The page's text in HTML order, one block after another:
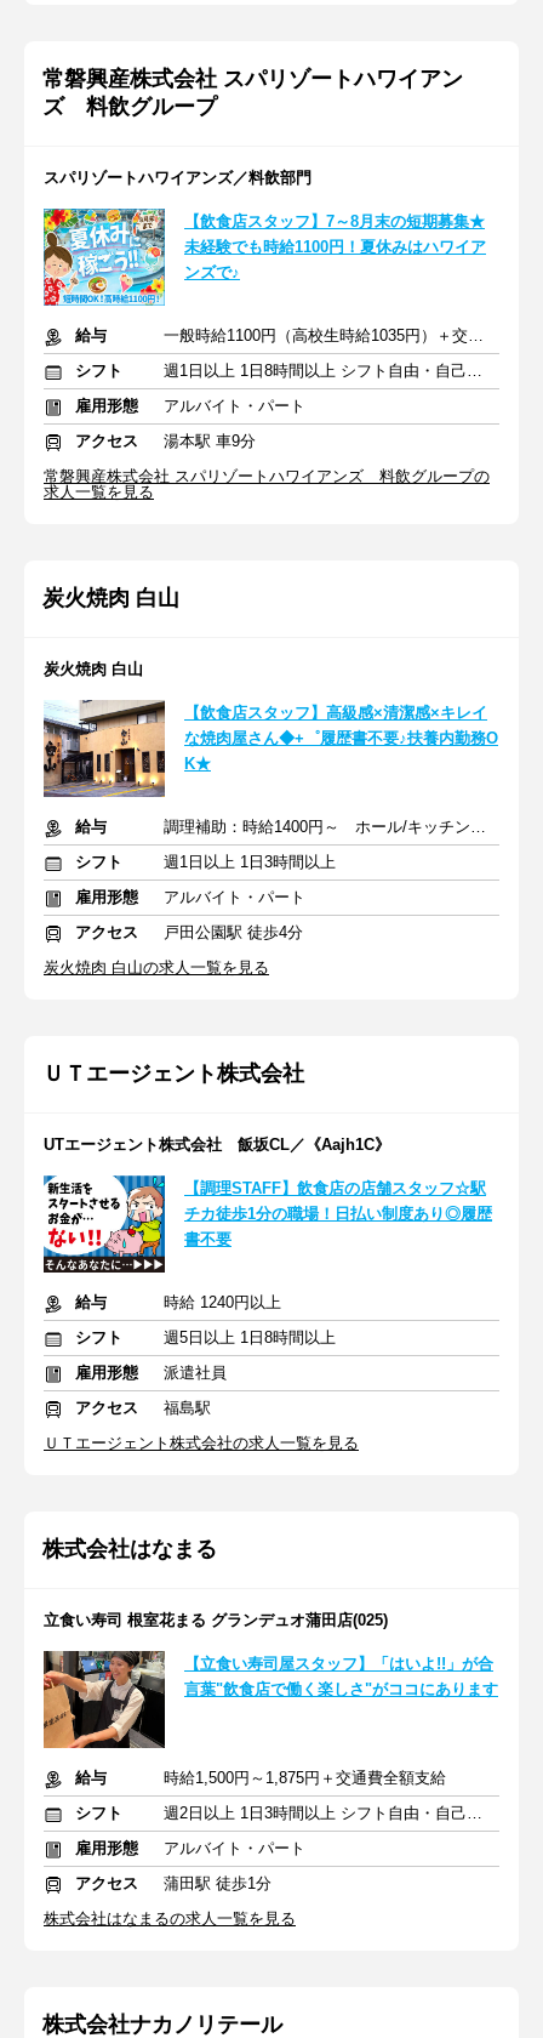
常磐興産株式会社 スパリゾートハワイアン
ズ 料飲グループ
スパリゾートハワイアンズ／料飲部門
【飲食店スタッフ】7～8月末の短期募集★
未経験でも時給1100円！夏休みはハワイア
ンズで♪
給与
一般時給1100円（高校生時給1035円）＋交通費支給
シフト
週1日以上 1日8時間以上 シフト自由・自己申告
雇用形態
アルバイト・パート
アクセス
湯本駅 車9分
常磐興産株式会社 スパリゾートハワイアンズ 料飲グループの
求人一覧を見る
炭火焼肉 白山
炭火焼肉 白山
【飲食店スタッフ】高級感×清潔感×キレイ
な焼肉屋さん◆+゜履歴書不要♪扶養内勤務O
K★
給与
調理補助：時給1400円～ ホール/キッチン：時給1150円～
シフト
週1日以上 1日3時間以上
雇用形態
アルバイト・パート
アクセス
戸田公園駅 徒歩4分
炭火焼肉 白山の求人一覧を見る
ＵＴエージェント株式会社
UTエージェント株式会社 飯坂CL／《Aajh1C》
【調理STAFF】飲食店の店舗スタッフ☆駅
チカ徒歩1分の職場！日払い制度あり◎履歴
書不要
給与
時給 1240円以上
シフト
週5日以上 1日8時間以上
雇用形態
派遣社員
アクセス
福島駅
ＵＴエージェント株式会社の求人一覧を見る
株式会社はなまる
立食い寿司 根室花まる グランデュオ蒲田店(025)
【立食い寿司屋スタッフ】「はいよ!!」が合
言葉"飲食店で働く楽しさ"がココにあります
給与
時給1,500円～1,875円＋交通費全額支給
シフト
週2日以上 1日3時間以上 シフト自由・自己申告
雇用形態
アルバイト・パート
アクセス
蒲田駅 徒歩1分
株式会社はなまるの求人一覧を見る
株式会社ナカノリテール